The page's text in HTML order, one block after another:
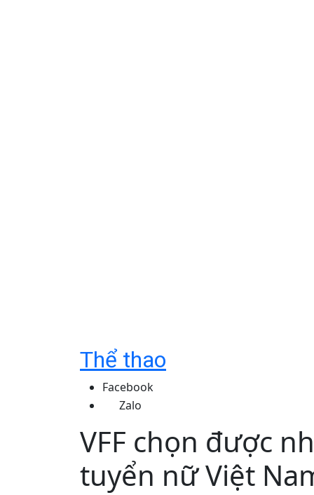
Thể thao
Facebook
Zalo
VFF chọn được
tuyển nữ Việt